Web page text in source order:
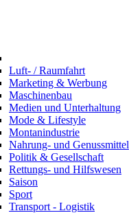
Luft- / Raumfahrt
Marketing & Werbung
Maschinenbau
Medien und Unterhaltung
Mode & Lifestyle
Montanindustrie
Nahrung- und Genussmittel
Politik & Gesellschaft
Rettungs- und Hilfswesen
Saison
Sport
Transport - Logistik